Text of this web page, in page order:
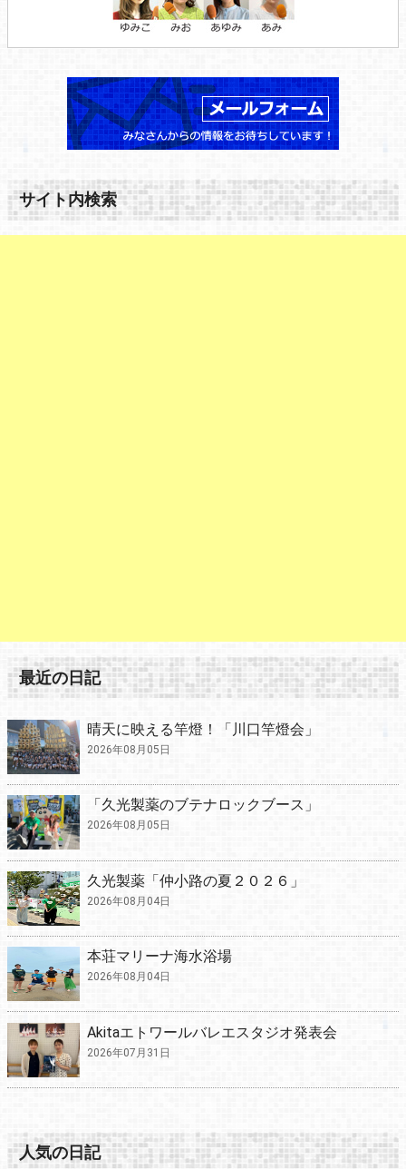
サイト内検索
最近の日記
晴天に映える竿燈！「川口竿燈会」
2026年08月05日
「久光製薬のブテナロックブース」
2026年08月05日
久光製薬「仲小路の夏２０２６」
2026年08月04日
本荘マリーナ海水浴場
2026年08月04日
Akitaエトワールバレエスタジオ発表会
2026年07月31日
人気の日記